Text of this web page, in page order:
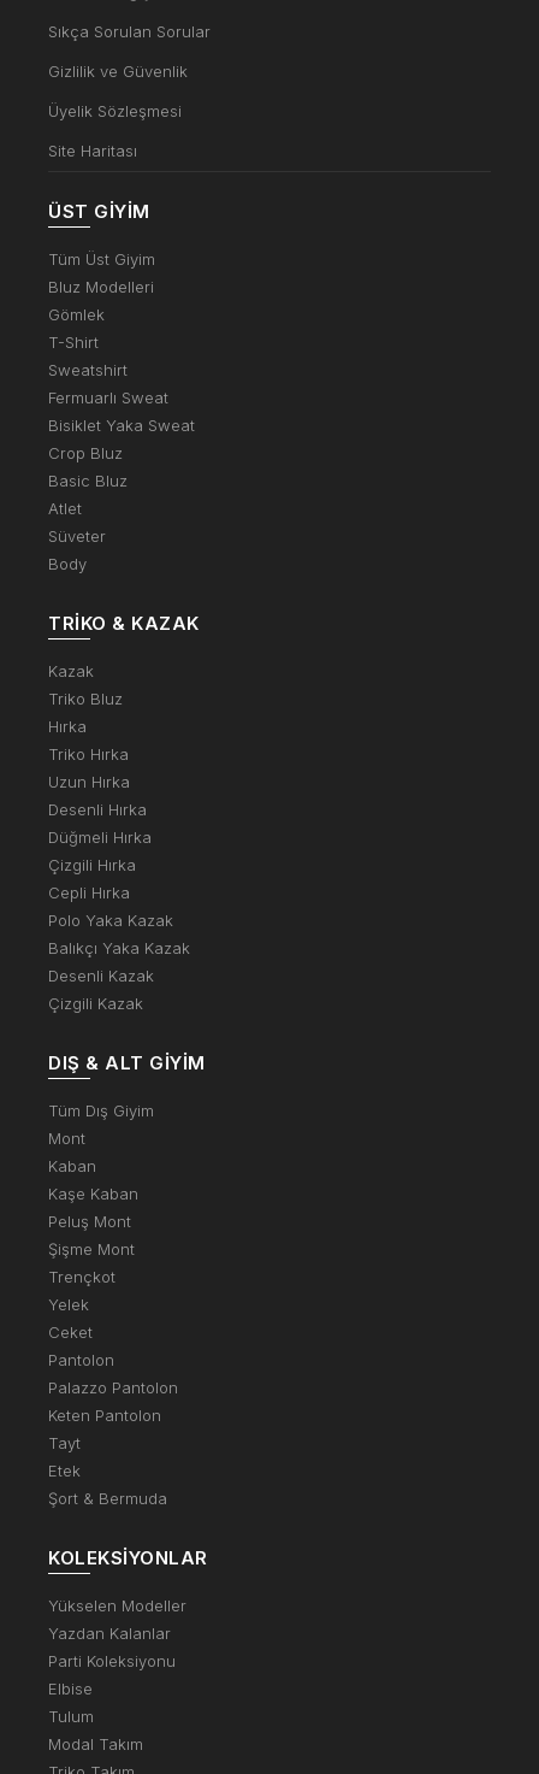
Sıkça Sorulan Sorular
Gizlilik ve Güvenlik
Üyelik Sözleşmesi
Site Haritası
ÜST GIYIM
Tüm Üst Giyim
Bluz Modelleri
Gömlek
T-Shirt
Sweatshirt
Fermuarlı Sweat
Bisiklet Yaka Sweat
Crop Bluz
Basic Bluz
Atlet
Süveter
Body
TRIKO & KAZAK
Kazak
Triko Bluz
Hırka
Triko Hırka
Uzun Hırka
Desenli Hırka
Düğmeli Hırka
Çizgili Hırka
Cepli Hırka
Polo Yaka Kazak
Balıkçı Yaka Kazak
Desenli Kazak
Çizgili Kazak
DIŞ & ALT GIYIM
Tüm Dış Giyim
Mont
Kaban
Kaşe Kaban
Peluş Mont
Şişme Mont
Trençkot
Yelek
Ceket
Pantolon
Palazzo Pantolon
Keten Pantolon
Tayt
Etek
Şort & Bermuda
KOLEKSIYONLAR
Yükselen Modeller
Yazdan Kalanlar
Parti Koleksiyonu
Elbise
Tulum
Modal Takım